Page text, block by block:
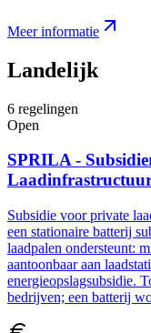
Meer informatie
Landelijk
6 regelingen
Open
SPRILA -
Subsidie voor private
een stationaire batterij
laadpalen ondersteunt:
aantoonbaar aan
energieopslagsubsidie.
bedrijven; een batterij